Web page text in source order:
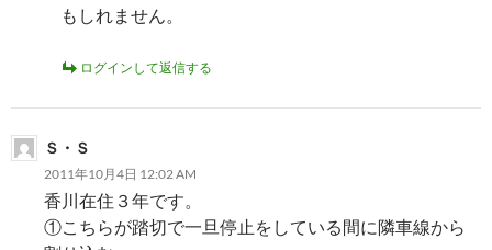
もしれません。
ログインして返信する
Ｓ・Ｓ
2011年10月4日 12:02 AM
香川在住３年です。
①こちらが踏切で一旦停止をしている間に隣車線から